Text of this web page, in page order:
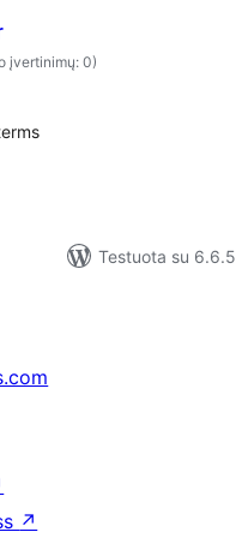
įvertinimų: 0)
Testuota su 6.6.5
↗